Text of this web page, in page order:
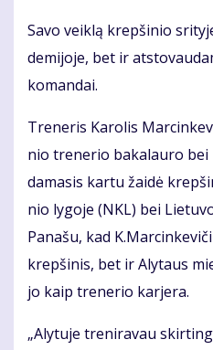
Sa­vo veik­lą krep­ši­nio
de­mi­jo­je, bet ir
ko­man­dai.
Tre­ne­ris Ka­ro­lis
nio tre­ne­rio ba­ka­lau­ro
da­ma­sis kar­tu žai­dė
nio ly­go­je (NKL) bei
Pa­na­šu, kad
krep­ši­nis, bet ir Aly­taus
jo kaip tre­ne­rio kar­je­ra.
„Aly­tu­je tre­ni­ra­vau